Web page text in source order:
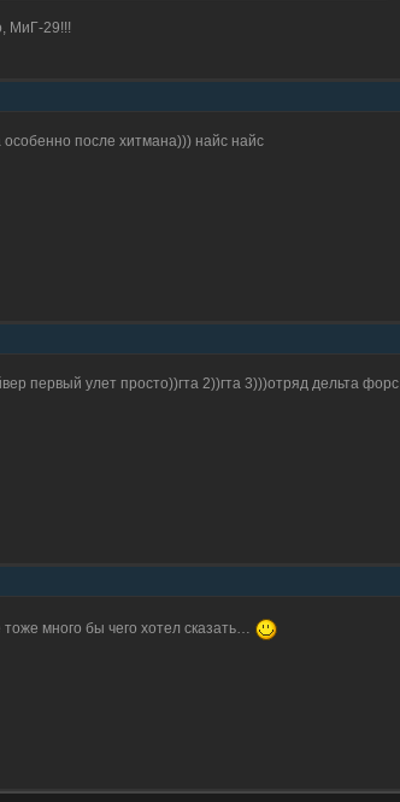
МиГ-29!!!
после хитмана))) найс найс
первый улет просто))гта 2))гта 3)))отряд дельта форс
много бы чего хотел сказать…